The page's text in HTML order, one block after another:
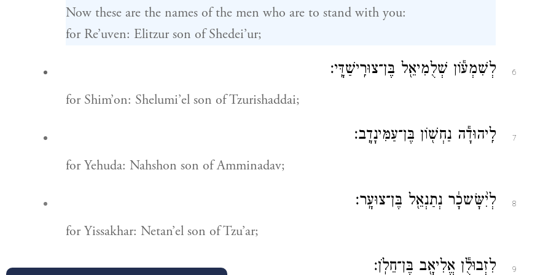
Now these are the names of the men who are to stand with you:
for Re’uven: Elitzur son of Shedei’ur;
6 לְשִׁמְע֕וֹן שְׁלֻמִיאֵ֖ל בֶּן־צוּרִֽישַׁדָּֽי׃
for Shim’on: Shelumi’el son of Tzurishaddai;
7 לִֽיהוּדָ֕ה נַחְשׁ֖וֹן בֶּן־עַמִּינָדָֽב׃
for Yehuda: Nahshon son of Amminadav;
8 לְיִ֨שָּׂשכָ֔ר נְתַנְאֵ֖ל בֶּן־צוּעָֽר׃
for Yissakhar: Netan’el son of Tzu’ar;
9 לִזְבוּלֻ֕ן אֱלִיאָ֖ב בֶּן־חֵלֹֽן׃